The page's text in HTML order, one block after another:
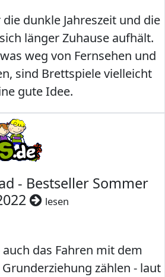
dunkle Jahreszeit und die
länger Zuhause aufhält.
weg von Fernsehen und
sind Brettspiele vielleicht
gute Idee.
- Bestseller Sommer
lesen
das Fahren mit dem
zählen - laut